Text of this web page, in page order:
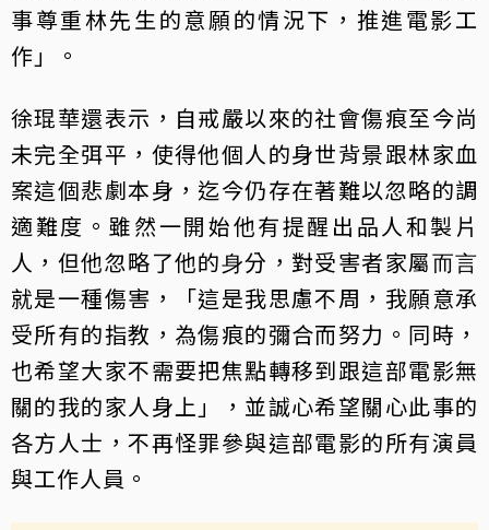
事尊重林先⽣的意願的情況下，推進電影工
作」。
徐琨華還表示，自戒嚴以來的社會傷痕至今尚
未完全弭平，使得他個人的身世背景跟林家血
案這個悲劇本身，迄今仍存在著難以忽略的調
適難度。雖然⼀開始他有提醒出品⼈和製片
⼈，但他忽略了他的⾝分，對受害者家屬⽽⾔
就是⼀種傷害，「這是我思慮不周，我願意承
受所有的指教，為傷痕的彌合而努力。同時，
也希望大家不需要把焦點轉移到跟這部電影無
關的我的家人身上」，並誠心希望關心此事的
各方人士，不再怪罪參與這部電影的所有演員
與⼯作⼈員。